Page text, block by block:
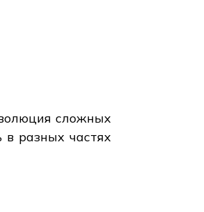
сложных
в разных частях